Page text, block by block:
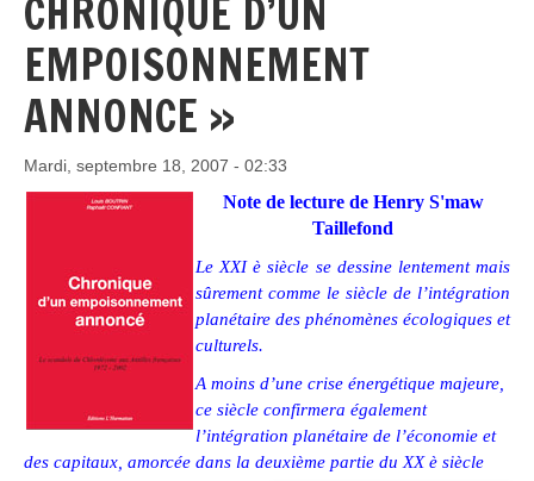
CHRONIQUE D’UN
EMPOISONNEMENT
ANNONCE »
Mardi, septembre 18, 2007 - 02:33
Note de lecture de Henry S'maw
Taillefond
Le XXI è siècle se dessine lentement mais
sûrement comme le siècle de l’intégration
planétaire des phénomènes écologiques et
culturels.
A moins d’une crise énergétique majeure,
ce siècle confirmera également
l’intégration planétaire de l’économie et
des capitaux, amorcée dans la deuxième partie du XX è siècle